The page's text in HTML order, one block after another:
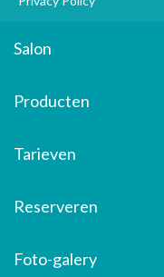
Salon
Producten
Tarieven
Reserveren
Foto-galery